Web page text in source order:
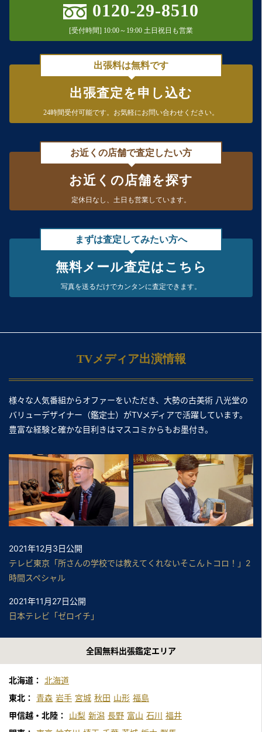
0120-29-8510
[受付時間] 10:00～19:00 土日祝日も営業
出張料は無料です
出張査定を申し込む
24時間受付可能です。 お気軽にお問い合わせください。
お近くの店舗で査定したい方
お近くの店舗を探す
定休日なし、 土日も営業しています。
まずは査定してみたい方へ
無料メール査定はこちら
写真を送るだけでカンタンに査定できます。
TVメディア出演情報
様々な人気番組からオファーをいただき、大勢の古美術 八光堂の
バリューデザイナー（鑑定士）がTVメディアで活躍しています。
豊富な経験と確かな目利きはマスコミからもお墨付き。
2021年12月3日公開
テレビ東京「所さんの学校では教えてくれないそこんトコロ！」2
時間スペシャル
2021年11月27日公開
日本テレビ「ゼロイチ」
2021年11月24日公開
中京テレビ「それって！？実際どうなの課」
2021年11月13日公開
日本テレビ「1億3000万人のshowチャンネル」
2021年10月20日公開
中京テレビ「それって！？実際どうなの課」
全国無料出張鑑定エリア
北海道： 北海道
東北： 青森 岩手 宮城 秋田 山形 福島
甲信越・北陸：
山梨 新潟 長野 富山 石川 福井